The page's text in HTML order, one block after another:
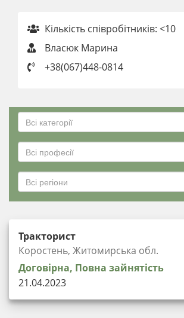
Кількість співробітників: <10
Власюк Марина
+38(067)448-0814
Всі категорії
Всі професії
Всі регіони
Тракторист
Коростень, Житомирська обл.
Договірна, Повна зайнятість
21.04.2023